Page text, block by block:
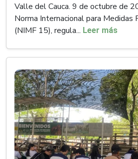
Valle del Cauca. 9 de octubre de
Norma Internacional para Medidas
(NIMF 15), regula... Leer más